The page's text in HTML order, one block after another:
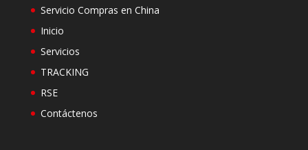
Servicio Compras en China
Inicio
Servicios
TRACKING
RSE
Contáctenos